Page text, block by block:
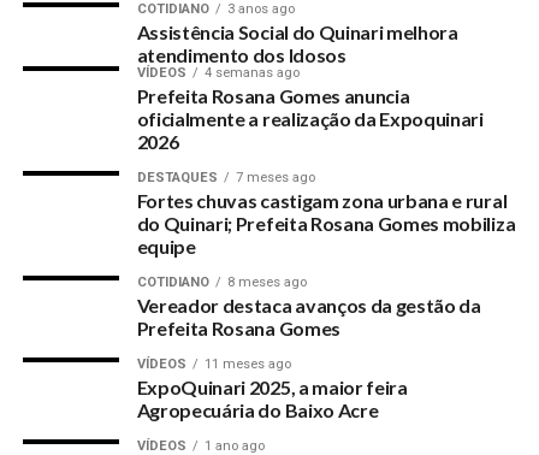
COTIDIANO 3 anos ago
Assistência Social do Quinari melhora
atendimento dos Idosos
VÍDEOS 4 semanas ago
Prefeita Rosana Gomes anuncia
oficialmente a realização da Expoquinari
2026
DESTAQUES 7 meses ago
Fortes chuvas castigam zona urbana e rural
do Quinari; Prefeita Rosana Gomes mobiliza
equipe
COTIDIANO 8 meses ago
Vereador destaca avanços da gestão da
Prefeita Rosana Gomes
VÍDEOS 11 meses ago
ExpoQuinari 2025, a maior feira
Agropecuária do Baixo Acre
VÍDEOS 1 ano ago